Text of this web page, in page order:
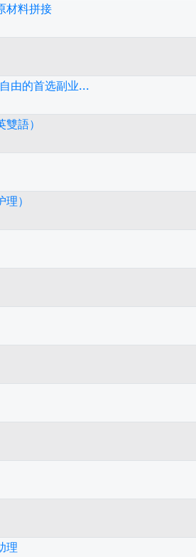
材料拼接
由的首选副业...
語）
）
理